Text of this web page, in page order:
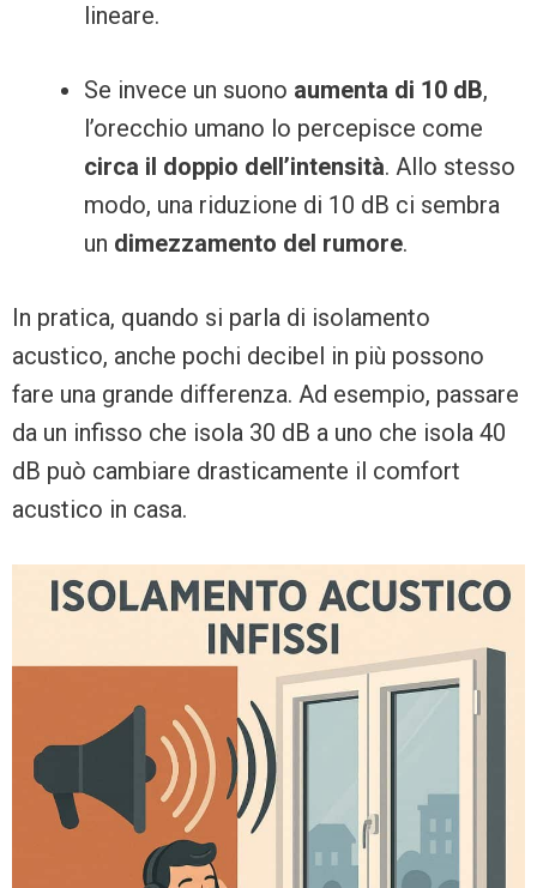
lineare.
Se invece un suono aumenta di 10 dB,
l’orecchio umano lo percepisce come
circa il doppio dell’intensità. Allo stesso
modo, una riduzione di 10 dB ci sembra
un dimezzamento del rumore.
In pratica, quando si parla di isolamento
acustico, anche pochi decibel in più possono
fare una grande differenza. Ad esempio, passare
da un infisso che isola 30 dB a uno che isola 40
dB può cambiare drasticamente il comfort
acustico in casa.